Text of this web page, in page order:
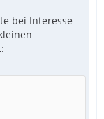
bei Interesse